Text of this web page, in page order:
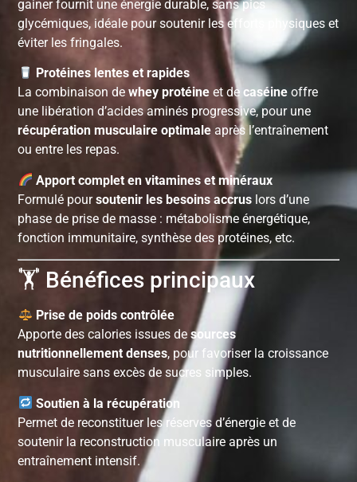
gainer fournit une énergie durable, sans pics
glycémiques, idéale pour soutenir les efforts physiques et
éviter les fringales.
Protéines lentes et rapides
La combinaison dewhey protéine et decaséine offre
une libération d’acides aminés progressive, pour une
récupération musculaire optimale après l’entraînement
ou entre les repas.
Apport complet en vitamines et minéraux
Formulé poursoutenir les besoins accrus lors d’une
phase de prise de masse : métabolisme énergétique,
fonction immunitaire, synthèse des protéines, etc.
🏋️ Bénéfices principaux
Prise de poids contrôlée
Apporte des calories issues desources
nutritionnellement denses, pour favoriser la croissance
musculaire sans excès de sucres simples.
Soutien à la récupération
Permet de reconstituer les réserves d’énergie et de
soutenir la reconstruction musculaire après un
entraînement intensif.